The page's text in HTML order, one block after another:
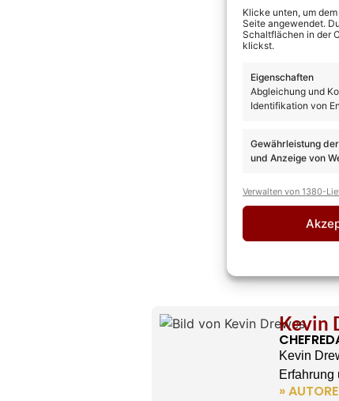
Klicke unten, um
Seite angewendet.
Schaltflächen in der
klickst.
Eigenschaften
Abgleichung und
Identifikation von
Gewährleistung
und Anzeige von
Verwalten von 1380-
Kevin
Kevin
»